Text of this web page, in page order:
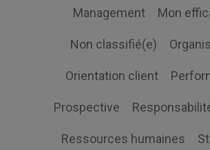
Management Mon
Non classifié(e)
Orientation client
Prospective
Ressources humaines